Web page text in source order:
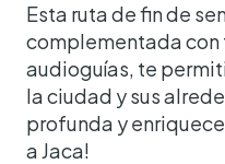
Esta ruta de fin de
complementada con
audioguías, te
la ciudad y sus
profunda y
a Jaca!